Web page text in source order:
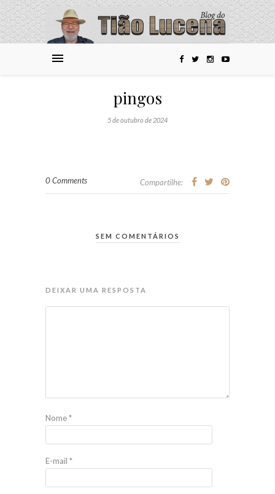
pingos
5 de outubro de 2024
0 Comments Compartilhe:
SEM COMENTÁRIOS
DEIXAR UMA RESPOSTA
Nome*
E-mail *